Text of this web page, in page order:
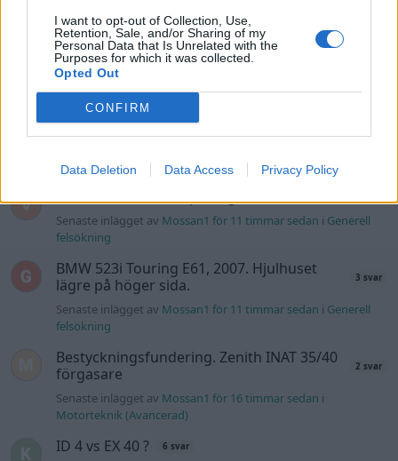
I want to opt-out of Collection, Use,
Retention, Sale, and/or Sharing of my
Personal Data that Is Unrelated with the
Purposes for which it was collected.
Opted Out
CONFIRM
Data Deletion Data Access Privacy Policy
Senaste inlägget av Ev_volvo142 torsdag 22:10
Volkswagen split bus t1 1962
Senaste inlägget av
Golf Mk2 16v Turbo
Senaste inlägget av16vt4m torsdag 19:51iProjekt
Nyaste forumtrådarna
Lambdasond tänds på högre varv
Senaste inlägget av Mossan1 för 11 timmar sedan i Generell
felsökning
BMW 523i Touring E61, 2007. Hjulhuset
lägre på höger sida.
3 svar
Senaste inlägget av Mossan1 för 11 timmar sedan i Generell
felsökning
Bestyckningsfundering. Zenith INAT 35/40
förgasare
2 svar
Senaste inlägget av Mossan1 för 16 timmar sedan i
Motorteknik (Avancerad)
ID 4 vs EX 40 ? 6 svar